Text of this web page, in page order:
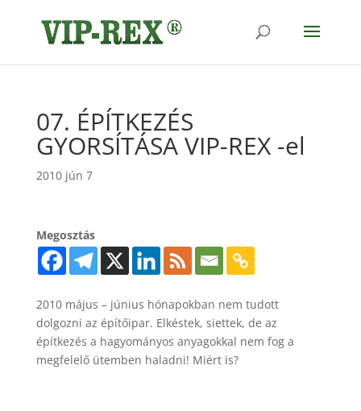
07. ÉPÍTKEZÉS
GYORSÍTÁSA VIP-REX -el
2010 jún 7
Megosztás
2010 május – június hónapokban nem tudott
dolgozni az építőipar. Elkéstek, siettek, de az
építkezés a hagyományos anyagokkal nem fog a
megfelelő ütemben haladni! Miért is?